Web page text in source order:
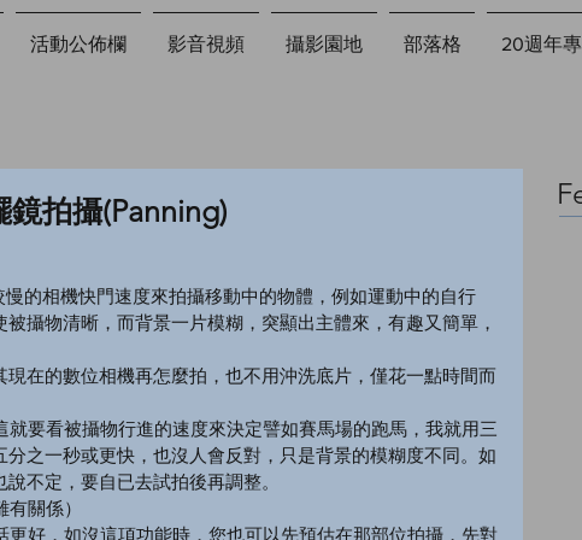
活動公佈欄 影音視頻 攝影園地 部落格 20週年
拍攝(Panning)
的相機快門速度來拍攝移動中的物體，例如運動中的自行
攝物清晰，而背景一片模糊，突顯出主體來，有趣又簡單，
在的數位相機再怎麼拍，也不用沖洗底片，僅花一點時間而
要看被攝物行進的速度來決定譬如賽馬場的跑馬，我就用三
之一秒或更快，也沒人會反對，只是背景的模糊度不同。如
不定，要自已去試拍後再調整。
關係）
好，如沒這項功能時，您也可以先預估在那部位拍攝，先對